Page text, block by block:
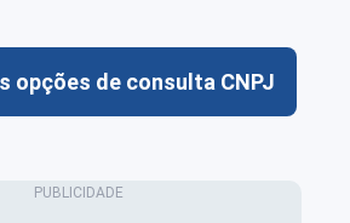
opções de consulta CNPJ